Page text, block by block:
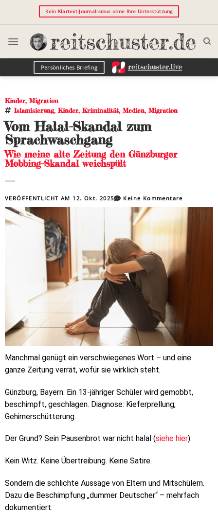
Kein Klartext-Journalismus ohne Ihre Unterstützung
Persönliches Briefing
Kinder, Migration
Islamisierung, Kinder, Kriminalität, Medien, Migration
Vom Halal-Skandal zum
Sprachwaschgang
Wie meine alte Zeitung den Günzburger
Mobbing-Skandal weichspült
VERÖFFENTLICHT AM 12. Okt. 2025 Keine Kommentare
Manchmal genügt ein verschwiegenes Wort – und eine
ganze Zeitung verrät, wofür sie wirklich steht.
Günzburg, Bayern: Ein 13-jähriger Schüler wird gemobbt,
beschimpft, geschlagen. Diagnose: Kieferprellung,
Gehirnerschütterung.
Der Grund? Sein Pausenbrot war nicht halal (siehe hier).
Kein Witz. Keine Übertreibung. Keine Satire.
Sondern die schlichte Aussage von Eltern und Mitschülern.
Dazu die Beschimpfung „dummer Deutscher“ – mehrfach
dokumentiert.